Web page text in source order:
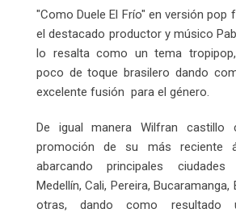
"Como Duele El Frío" en versión pop
el destacado productor y músico
lo resalta como un tema
poco de toque brasilero dando
excelente fusión para el género.
De igual manera Wilfran castillo
promoción de su más reciente
abarcando principales
Medellín, Cali, Pereira, Bucaramanga,
otras, dando como resultado